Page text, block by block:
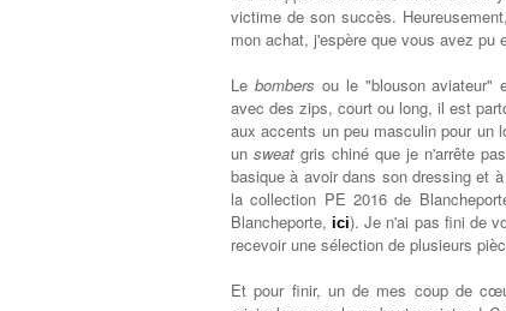
victime de son succès.
mon achat, j'espère que vous avez pu
Le bombers ou le "blouson aviateur"
avec des zips, court ou long, il est
aux accents un peu masculin pour un
un sweatgris chiné que je n'arrête
basique à avoir dans son dressing et
la collection PE 2016 de Blanchep
Blancheporte,ici). Je n'ai pas fini de
recevoir une sélection de plusieurs
Et pour finir, un de mes coup de